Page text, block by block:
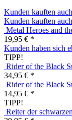
Kunden kauften auch
Kunden kauften auch
Metal Heroes and
19,95 € *
Kunden haben sich
TIPP!
Rider of the Black
34,95 € *